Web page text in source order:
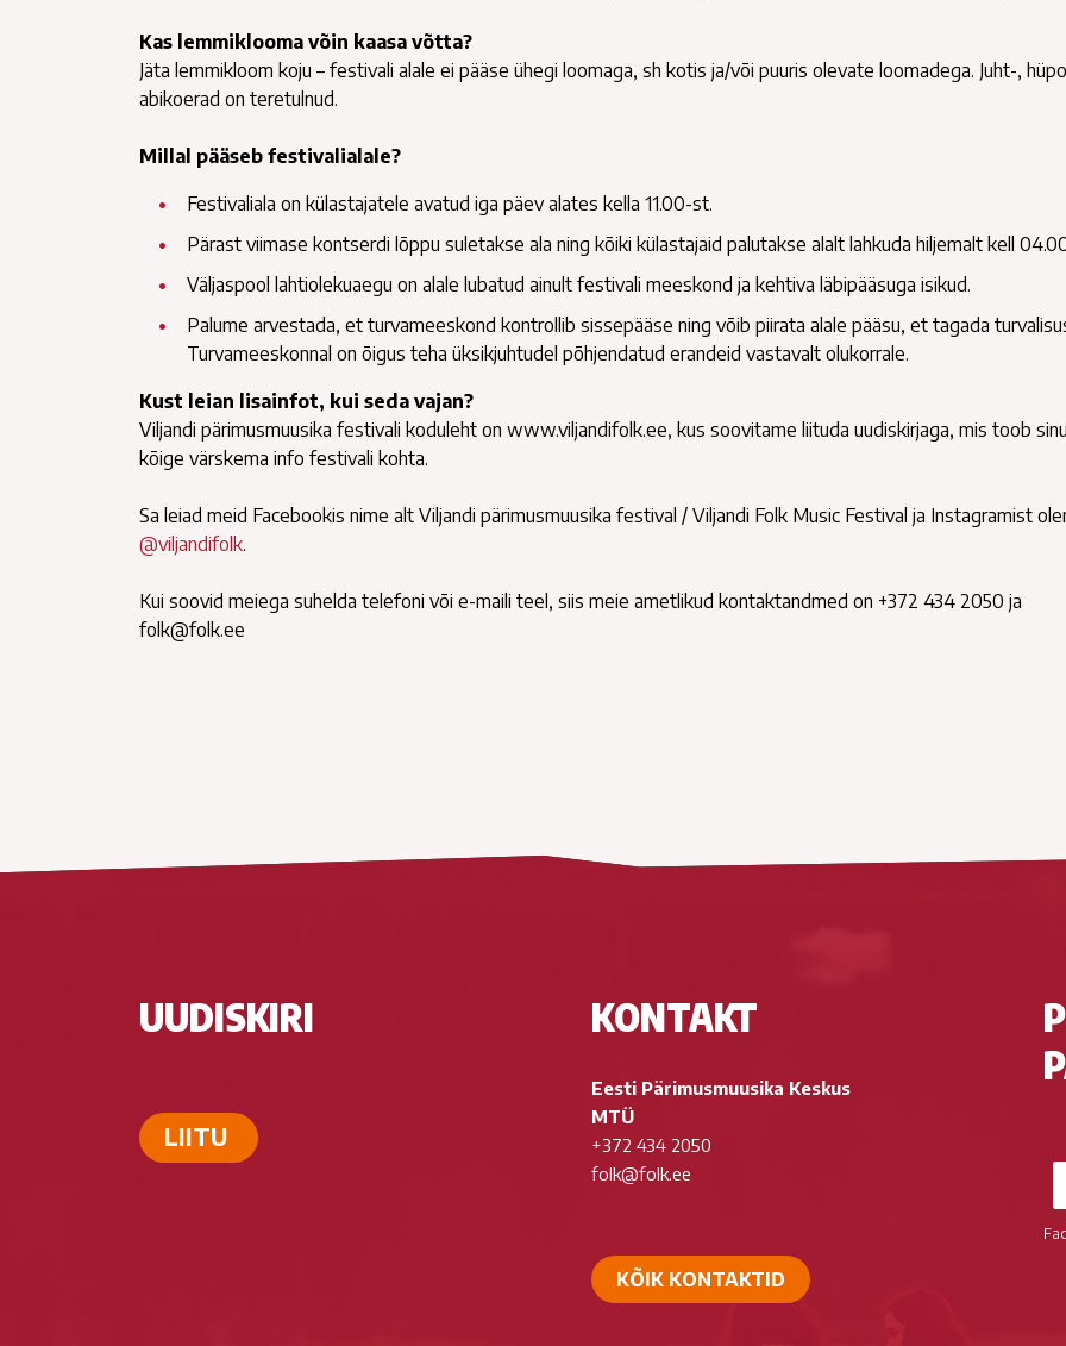
Kas lemmiklooma võin kaasa võtta?
Jäta lemmikloom koju – festivali alale ei pääse ühegi loomaga, sh kotis ja/või puuris olevate loomadega. Juht-,
abikoerad on teretulnud.
Millal pääseb festivalialale?
Festivaliala on külastajatele avatud iga päev alates kella 11.00-st.
Pärast viimase kontserdi lõppu suletakse ala ning kõiki külastajaid palutakse alalt lahkuda hiljemalt kell
Väljaspool lahtiolekuaegu on alale lubatud ainult festivali meeskond ja kehtiva läbipääsuga isikud.
Palume arvestada, et turvameeskond kontrollib sissepääse ning võib piirata alale pääsu, et tagada
Turvameeskonnal on õigus teha üksikjuhtudel põhjendatud erandeid vastavalt olukorrale.
Kust leian lisainfot, kui seda vajan?
Viljandi pärimusmuusika festivali koduleht on www.viljandifolk.ee, kus soovitame liituda uudiskirjaga, mis toob
kõige värskema info festivali kohta.
Sa leiad meid Facebookis nime alt Viljandi pärimusmuusika festival / Viljandi Folk Music Festival ja Instagramist
@viljandifolk.
Kui soovid meiega suhelda telefoni või e-maili teel, siis meie ametlikud kontaktandmed on +372 434 2050 ja
folk@folk.ee
UUDISKIRI
LIITU
KONTAKT
Eesti Pärimusmuusika Keskus
MTÜ
+372 434 2050
folk@folk.ee
KÕIK KONTAKTID